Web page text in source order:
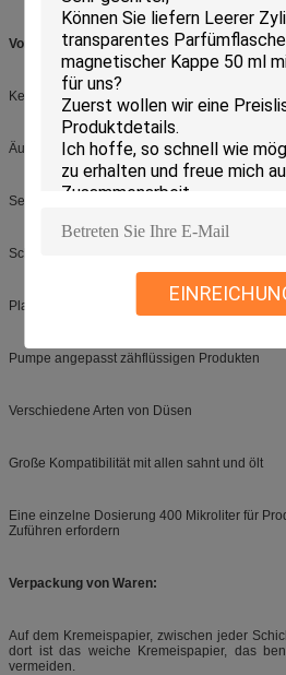
Vorteil:
Kein Notenmetall
Äußerer Frühling
Sehr angenehm zu verwenden
Schutzkappe
Plastik- und Metallversionen
Pumpe angepasst zähflüssigen Produkten
Verschiedene Arten von Düsen
Große Kompatibilität mit allen sahnt und ölt
Eine einzelne Dosierung 400 Mikroliter für
Zuführen erfordern
Verpackung von Waren:
Auf dem Kremeispapier, zwischen jeder
dort ist das weiche Kremeispapier, das
vermeiden.